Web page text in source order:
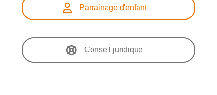
Parrainage d'enfant
Conseil juridique